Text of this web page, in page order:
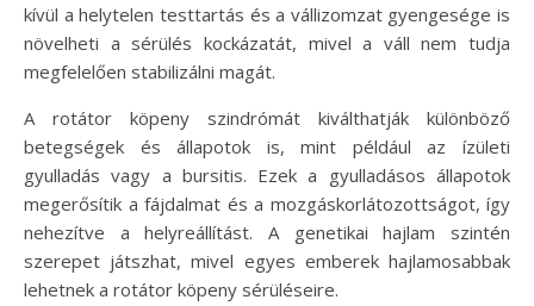
kívül a helytelen testtartás és a vállizomzat gyengesége is
növelheti a sérülés kockázatát, mivel a váll nem tudja
megfelelően stabilizálni magát.
A rotátor köpeny szindrómát kiválthatják különböző
betegségek és állapotok is, mint például az ízületi
gyulladás vagy a bursitis. Ezek a gyulladásos állapotok
megerősítik a fájdalmat és a mozgáskorlátozottságot, így
nehezítve a helyreállítást. A genetikai hajlam szintén
szerepet játszhat, mivel egyes emberek hajlamosabbak
lehetnek a rotátor köpeny sérüléseire.